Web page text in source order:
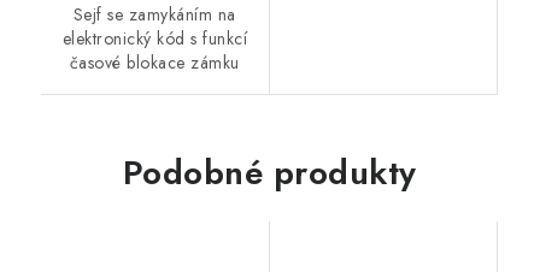
Sejf se zamykáním na
elektronický kód s funkcí
časové blokace zámku
Podobné produkty